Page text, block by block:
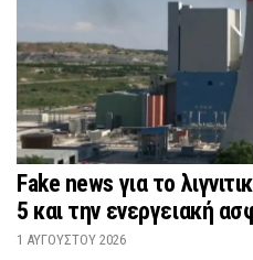
Fake news για το
5 και την ενεργειακή
1 ΑΥΓΟΎΣΤΟΥ 2026